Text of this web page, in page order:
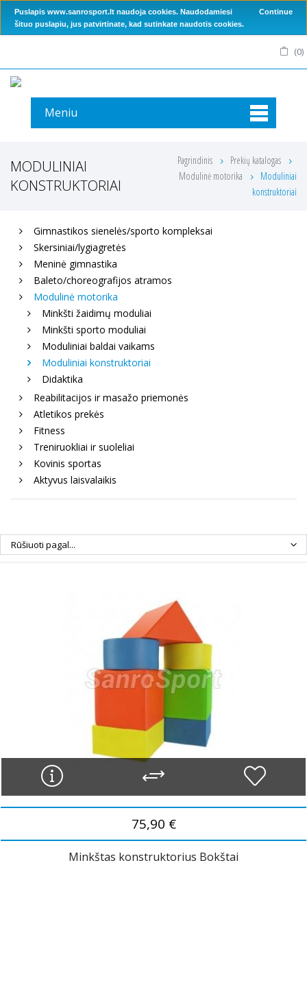
Puslapis www.sanrosport.lt naudoja cookies. Naudodamiesi
šituo puslapiu, jus patvirtinate, kad sutinkate naudotis cookies.
Continue
(0)
Meniu
MODULINIAI
KONSTRUKTORIAI
Pagrindinis
Prekių katalogas
Modulinė motorika
Moduliniai
konstruktoriai
Gimnastikos sienelės/sporto kompleksai
Skersiniai/lygiagretės
Meninė gimnastika
Baleto/choreografijos atramos
Modulinė motorika
Minkšti žaidimų moduliai
Minkšti sporto moduliai
Moduliniai baldai vaikams
Moduliniai konstruktoriai
Didaktika
Reabilitacijos ir masažo priemonės
Atletikos prekės
Fitness
Treniruokliai ir suoleliai
Kovinis sportas
Aktyvus laisvalaikis
Rūšiuoti pagal...
75,90 €
Minkštas konstruktorius Bokštai